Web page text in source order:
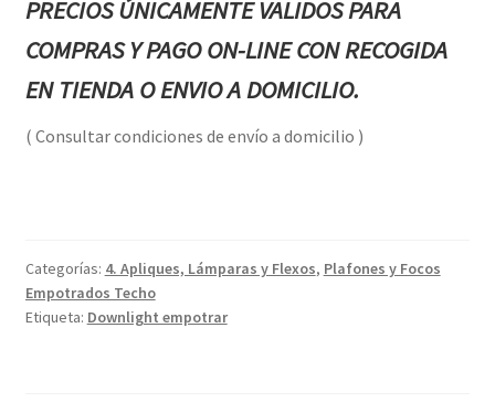
PRECIOS ÚNICAMENTE VALIDOS PARA
COMPRAS Y PAGO ON-LINE CON RECOGIDA
EN TIENDA O ENVIO A DOMICILIO.
( Consultar condiciones de envío a domicilio )
Categorías: 4. Apliques, Lámparas y Flexos, Plafones y Focos
Empotrados Techo
Etiqueta: Downlight empotrar